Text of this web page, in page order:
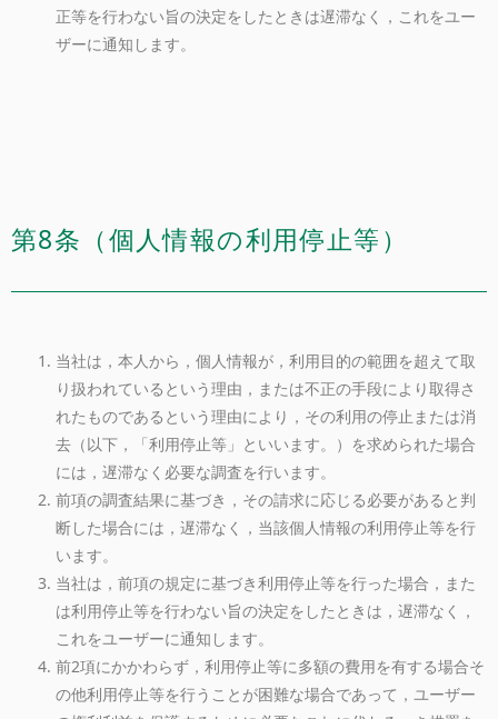
正等を行わない旨の決定をしたときは遅滞なく，これをユー
ザーに通知します。
第8条（個人情報の利用停止等）
当社は，本人から，個人情報が，利用目的の範囲を超えて取
り扱われているという理由，または不正の手段により取得さ
れたものであるという理由により，その利用の停止または消
去（以下，「利用停止等」といいます。）を求められた場合
には，遅滞なく必要な調査を行います。
前項の調査結果に基づき，その請求に応じる必要があると判
断した場合には，遅滞なく，当該個人情報の利用停止等を行
います。
当社は，前項の規定に基づき利用停止等を行った場合，また
は利用停止等を行わない旨の決定をしたときは，遅滞なく，
これをユーザーに通知します。
前2項にかかわらず，利用停止等に多額の費用を有する場合そ
の他利用停止等を行うことが困難な場合であって，ユーザー